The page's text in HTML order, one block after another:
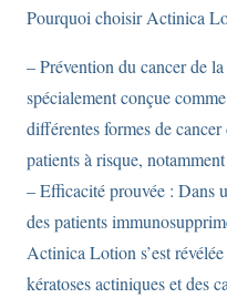
Pourquoi choisir Actinica
– Prévention du cancer de
spécialement conçue
différentes formes de
patients à risque,
– Efficacité prouvée : Dans
des patients
Actinica Lotion s’est
kératoses actiniques et des